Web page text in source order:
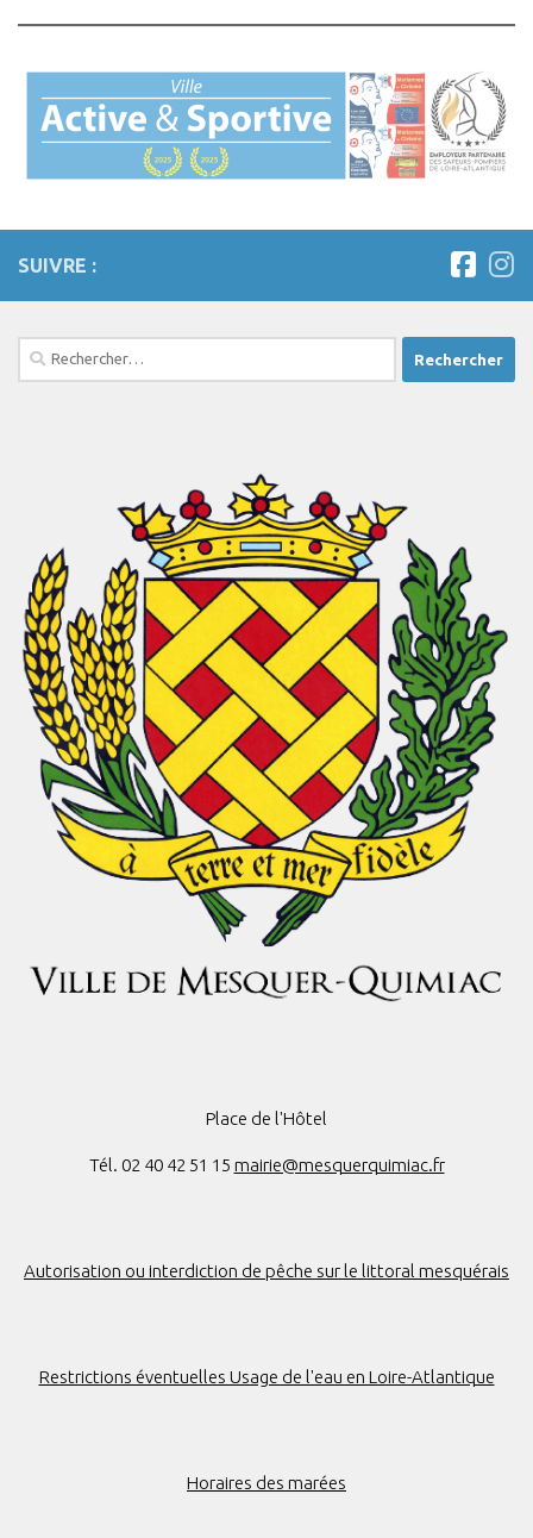
SUIVRE :
Rechercher :
Place de l'Hôtel
Tél. 02 40 42 51 15 mairie@mesquerquimiac.fr
Autorisation ou interdiction de pêche sur le littoral mesquérais
Restrictions éventuelles Usage de l'eau en Loire-Atlantique
Horaires des marées